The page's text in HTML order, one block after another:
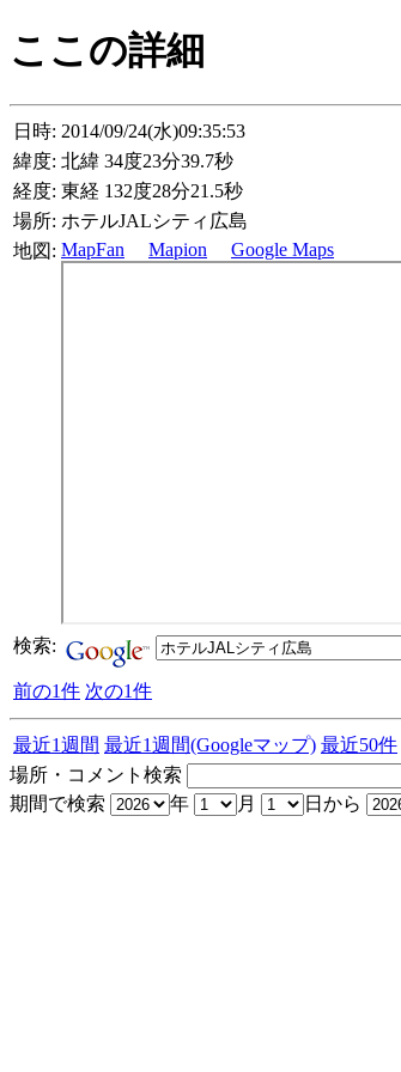
ここの詳細
日時: 2014/09/24(水)09:35:53
緯度: 北緯 34度23分39.7秒
経度: 東経 132度28分21.5秒
場所: ホテルJALシティ広島
地図: MapFan Mapion Google Maps
検索:
前の1件 次の1件
最近1週間 最近1週間(Googleマップ) 最近50件
場所・コメント検索
期間で検索
年 月 日から